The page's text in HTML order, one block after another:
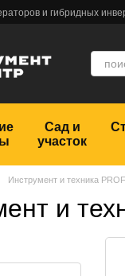
контентуи гибридных
Сад и
участок
Инструмент и техника
и